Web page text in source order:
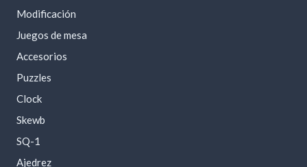
Modificación
Juegos de mesa
Accesorios
Puzzles
Clock
Skewb
SQ-1
Ajedrez